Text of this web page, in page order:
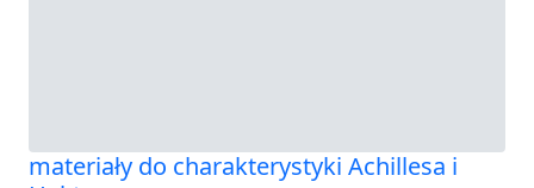
materiały do charakterystyki Achillesa i